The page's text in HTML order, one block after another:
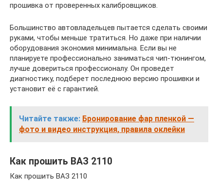
прошивка от проверенных калибровщиков.
Большинство автовладельцев пытается сделать своими
руками, чтобы меньше тратиться. Но даже при наличии
оборудования экономия минимальна. Если вы не
планируете профессионально заниматься чип-тюнингом,
лучше довериться профессионалу. Он проведет
диагностику, подберет последнюю версию прошивки и
установит её с гарантией.
Читайте также: Бронирование фар пленкой —
фото и видео инструкция, правила оклейки
Как прошить ВАЗ 2110
Как прошить ВАЗ 2110